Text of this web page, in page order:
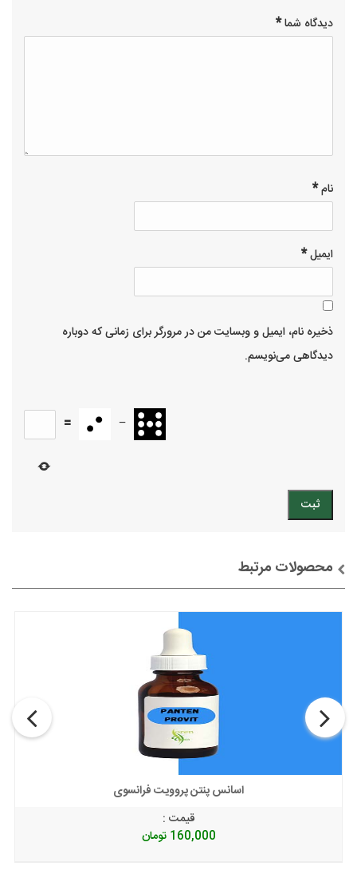
1
of
2 of
5
3 of 5
stars
stars
5 of 5
stars
دیدگاه شما*
نام*
ایمیل*
ذخیره نام، ایمیل و وبسایت من در مرورگر برای زمانی که دوباره
دیدگاهی می‌نویسم.
−
=
محصولات مرتبط
توضیحات + خرید
اسانس پنتن پروویت فرانسوی
قیمت :
160,000 تومان